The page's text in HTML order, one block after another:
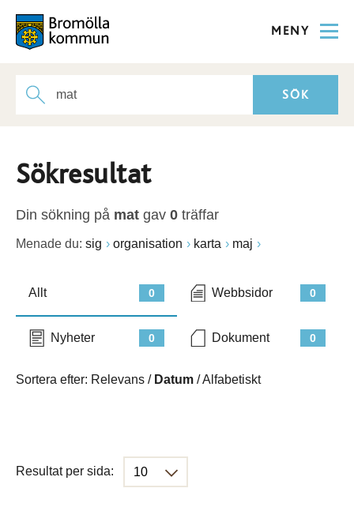
MENY
Sökresultat
Din sökning på mat gav 0 träffar
Menade du: sig organisation karta maj
0
Allt 0
Webbsidor
0
Nyheter 0
Dokument
Sortera efter: Relevans / Datum /Alfabetiskt
Resultat per sida: